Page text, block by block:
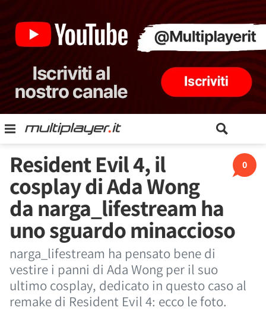
0
Resident Evil 4, il
cosplay di Ada Wong
da narga_lifestream ha
uno sguardo minaccioso
narga_lifestream ha pensato bene di
vestire i panni di Ada Wong per il suo
ultimo cosplay, dedicato in questo caso al
remake di Resident Evil 4: ecco le foto.